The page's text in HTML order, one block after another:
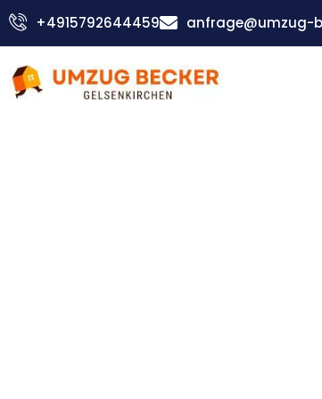
Zum
Inhalt
+4915792644459 anfrage@umzug-